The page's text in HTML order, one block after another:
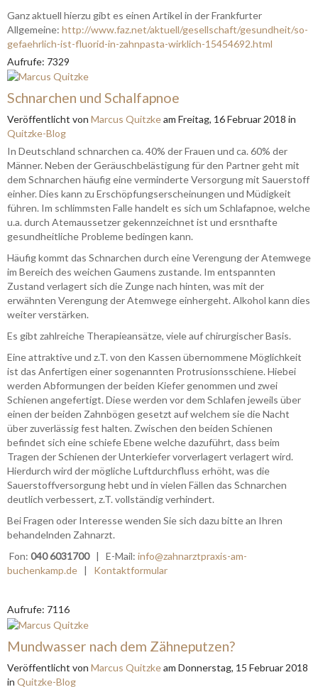
Ganz aktuell hierzu gibt es einen Artikel in der Frankfurter
Allgemeine: http://www.faz.net/aktuell/gesellschaft/gesundheit/so-
gefaehrlich-ist-fluorid-in-zahnpasta-wirklich-15454692.html
Aufrufe: 7329
Schnarchen und Schalfapnoe
Veröffentlicht von Marcus Quitzkeam Freitag, 16 Februar 2018 in
Quitzke-Blog
In Deutschland schnarchen ca. 40% der Frauen und ca. 60% der
Männer. Neben der Geräuschbelästigung für den Partner geht mit
dem Schnarchen häufig eine verminderte Versorgung mit Sauerstoff
einher. Dies kann zu Erschöpfungserscheinungen und Müdigkeit
führen. Im schlimmsten Falle handelt es sich um Schlafapnoe, welche
u.a. durch Atemaussetzer gekennzeichnet ist und ersnthafte
gesundheitliche Probleme bedingen kann.
Häufig kommt das Schnarchen durch eine Verengung der Atemwege
im Bereich des weichen Gaumens zustande. Im entspannten
Zustand verlagert sich die Zunge nach hinten, was mit der
erwähnten Verengung der Atemwege einhergeht. Alkohol kann dies
weiter verstärken.
Es gibt zahlreiche Therapieansätze, viele auf chirurgischer Basis.
Eine attraktive und z.T. von den Kassen übernommene Möglichkeit
ist das Anfertigen einer sogenannten Protrusionsschiene. Hiebei
werden Abformungen der beiden Kiefer genommen und zwei
Schienen angefertigt. Diese werden vor dem Schlafen jeweils über
einen der beiden Zahnbögen gesetzt auf welchem sie die Nacht
über zuverlässig fest halten. Zwischen den beiden Schienen
befindet sich eine schiefe Ebene welche dazuführt, dass beim
Tragen der Schienen der Unterkiefer vorverlagert verlagert wird.
Hierdurch wird der mögliche Luftdurchfluss erhöht, was die
Sauerstoffversorgung hebt und in vielen Fällen das Schnarchen
deutlich verbessert, z.T. vollständig verhindert.
Bei Fragen oder Interesse wenden Sie sich dazu bitte an Ihren
behandelnden Zahnarzt.
Fon: 040 6031700| E-Mail: info@zahnarztpraxis-am-
buchenkamp.de | Kontaktformular
Aufrufe: 7116
Mundwasser nach dem Zähneputzen?
Veröffentlicht von Marcus Quitzkeam Donnerstag, 15 Februar 2018
in Quitzke-Blog